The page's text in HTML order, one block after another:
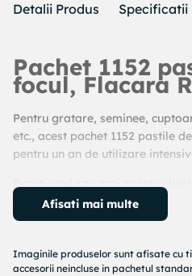
Detalii Produs Specificatii
Pachet 1152
focul, Flacara
Pentru gratare, seminee,
etc., acest pachet 1152 pastile
pentru un an de utilizare
subtire combustibil solid
aprindeti.
Dupa 1-2 minute adaugati mai
sa nu se stinga flacarile.
Afisati mai multe
Imaginile produselor sunt afisate cu
accesorii neincluse in pachetul